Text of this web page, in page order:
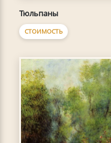
Тюльпаны
СТОИМОСТЬ